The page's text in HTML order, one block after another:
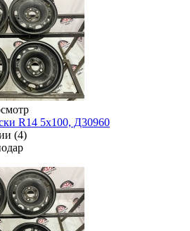
R14 5x100, Д30960
(4)